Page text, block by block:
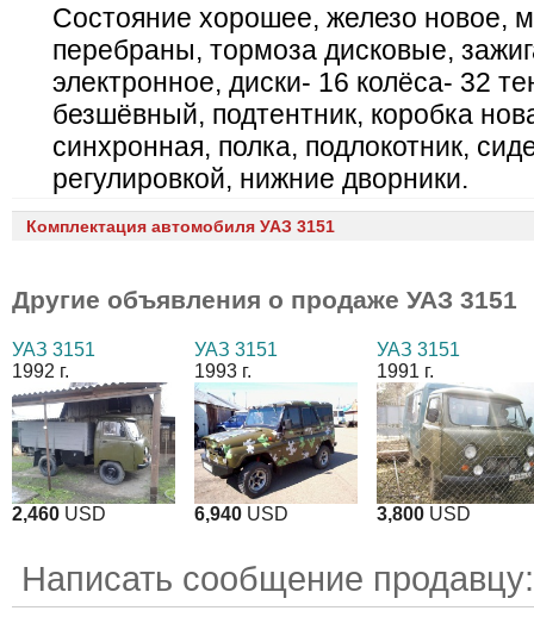
Состояние хорошее, железо новое,
перебраны, тормоза дисковые,
электронное, диски- 16 колёса- 32
безшёвный, подтентник, коробка
синхронная, полка, подлокотник,
регулировкой, нижние дворники.
Комплектация автомобиля УАЗ 3151
Другие объявления о продаже УАЗ 3151
УАЗ 3151
1992 г.
2,460 USD
УАЗ 3151
1993 г.
6,940 USD
УАЗ 3151
1991 г.
3,800 USD
Написать сообщение